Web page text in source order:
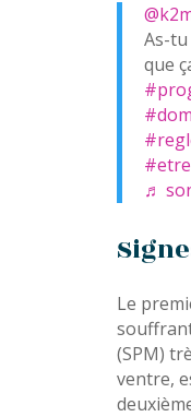
As-
que
♬
Le
(SPM)
ventre,